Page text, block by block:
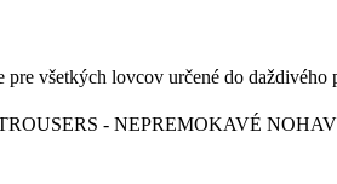
pre všetkých lovcov určené do
- NEPREMOKAVÉ